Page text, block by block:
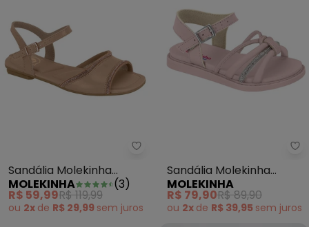
Sandália Molekinha (Nude) em
Sandália Molekinha
(Nude) em Sintético
MOLEKINHA (3)
R$ 59,99R$ 119,99
ou 2x de R$ 29,99 sem juros
Sandália Molekinha
(Rosa)
MOLEKINHA
R$ 79,90R$ 89,90
ou 2x de R$ 39,95 sem juros